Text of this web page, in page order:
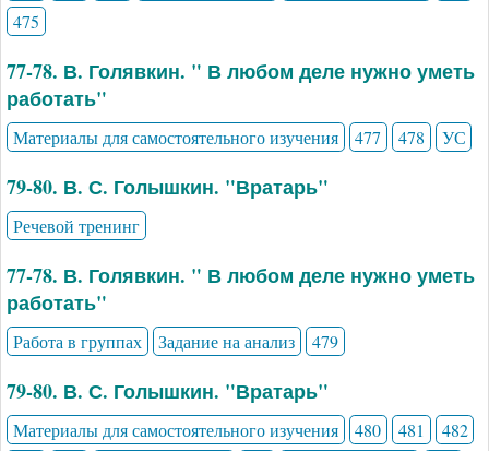
475
77-78. В. Голявкин. " В любом деле нужно уметь
работать"
Материалы для самостоятельного изучения 477 478 УС
79-80. В. С. Голышкин. "Вратарь"
Речевой тренинг
77-78. В. Голявкин. " В любом деле нужно уметь
работать"
Работа в группах Задание на анализ 479
79-80. В. С. Голышкин. "Вратарь"
Материалы для самостоятельного изучения 480 481
482